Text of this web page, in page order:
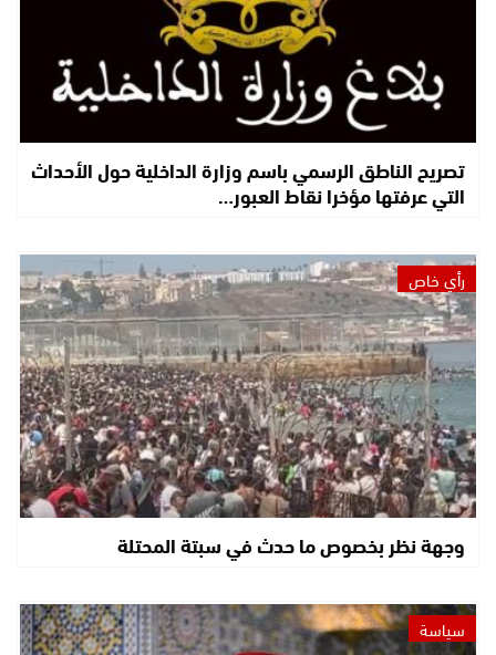
تصريح الناطق الرسمي باسم وزارة الداخلية حول الأحداث
التي عرفتها مؤخرا نقاط العبور…
رأي خاص
وجهة نظر بخصوص ما حدث في سبتة المحتلة
سياسة